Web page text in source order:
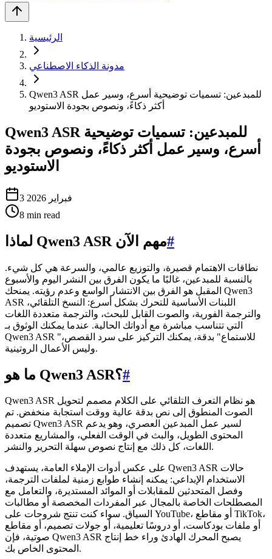
الرئيسية
مدونة الذكاء الاصطناعي
Qwen3 ASR للمبدعين: تسميات توضيحية أسرع، وسير عمل
أكثر ذكاءً، ونصوص بجودة الاستوديو
Qwen3 ASR للمبدعين: تسميات توضيحية
أسرع، وسير عمل أكثر ذكاءً، ونصوص بجودة
الاستوديو
3 فبراير 2026
8 min read
لماذا Qwen3 ASR مهم الآن#
نطاقات الاهتمام قصيرة، والتوزيع عالمي، والسرعة هي كل شيء.
بالنسبة للمبدعين، غالبًا ما يكون الفرق بين النشر اليوم والأسبوع
المقبل هو الفرق بين الانتشار الواسع وعدم رؤيته. يمنحك Qwen3
ASR اللبنات الأساسية للتحرك بشكل أسرع: النسخ التلقائي،
والترجمة الفورية، والصوت القابل للبحث، والترجمة متعددة اللغات
التي تتناسب مباشرة مع أدواتك الحالية. عندما يمكنك الوثوق بـ
Qwen3 ASR "للاستماع" بدقة، يمكنك التركيز على سرد القصص،
وليس الأعمال الروتينية.
ما هو Qwen3 ASR؟#
Qwen3 ASR هو نظام التعرف التلقائي على الكلام مصمم لتحويل
الصوت المنطوق إلى نص بدقة عالية ووقت استجابة منخفض. تم
تصميم Qwen3 ASR لسير عمل المبدعين العصري، وهو يدعم
المحتوى الطويل، والبث في الوقت الفعلي، والمشاريع متعددة
اللغات، كل ذلك مع إنتاج نصوص سهلة التحرير والنشر.
على عكس أدوات الإملاء العامة، يستهدف Qwen3 ASR حالات
الاستخدام الإبداعي: يمكنه إنشاء طوابع زمنية لملفات الترجمة،
وفصل المتحدثين للمقابلات أو الموائد المستديرة، والتعامل مع
المصطلحات الخاصة بالمجال عبر المفردات المخصصة أو مطالبات
السياق. سواء كنت تنتج شروحات على YouTube، أو مقاطع TikTok،
أو ملفات بودكاست، أو دروسًا تعليمية، أو جولات تصميم، أو مقاطع
صوتية، فإن Qwen3 ASR يصبح المحرك الهادئ وراء خط إنتاج
المحتوى الخاص بك.